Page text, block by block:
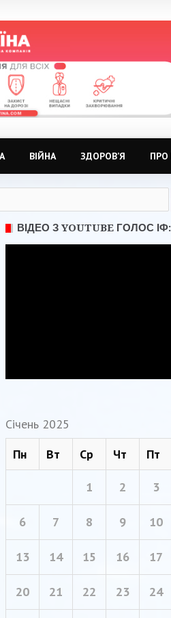
ВІЙНА ЗДОРОВ’Я ПРО
ВІДЕО З YOUTUBE ГОЛОС ІФ:
Січень 2025
Пн
Вт Ср Чт Пт
1 2 3
6 7 8 9 10
13 14 15 16 17
20 21 22 23 24